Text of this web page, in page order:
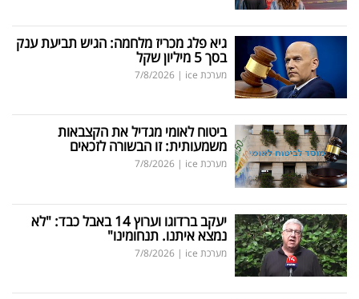
גיא פלג מכריז מלחמה: הגיש תביעת ענק
בסך 5 מיליון שקל
מערכת ice |
7/8/2026
ביטוח לאומי מגדיל את הקצבאות
משמעותית: זו הבשורה לזכאים
מערכת ice |
7/8/2026
יעקב ברדוגו וערוץ 14 באבל כבד: "לא
נמצא איתנו. תנחומינו"
מערכת ice |
7/8/2026